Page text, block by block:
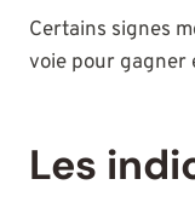
Certains signes
voie pour gagner
Les